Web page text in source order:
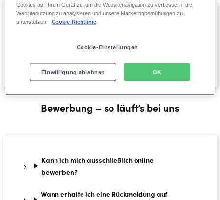
Wie findet das Onboarding statt?
Bewerbung – so läuft’s bei uns
Kann ich mich ausschließlich online
bewerben?
Wann erhalte ich eine Rückmeldung auf
Cookies auf Ihrem Gerät zu, um die Websitenavigation zu verbessern, die
Websitenutzung zu analysieren und unsere Marketingbemühungen zu
unterstützen.
Cookie-Richtlinie
Cookie-Einstellungen
Einwilligung ablehnen OK